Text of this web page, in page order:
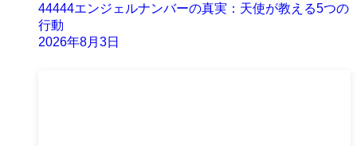
44444エンジェルナンバーの真実：天使が教える5つの
行動
2026年8月3日